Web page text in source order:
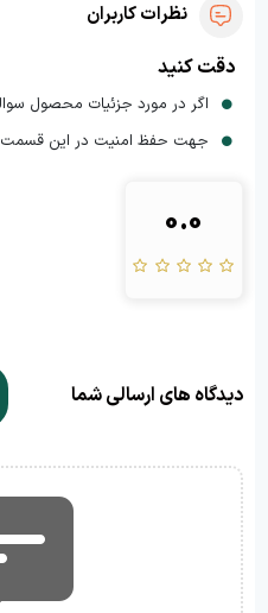
نظرات کاربران
دقت کنید
اگر در مورد جزئیات محصول
جهت حفظ امنیت در این قسمت
0.0
دیدگاه های ارسالی شما